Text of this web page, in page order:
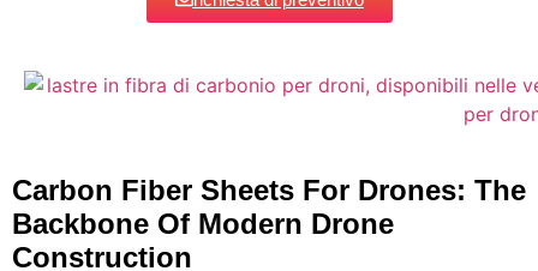
Carbon Fiber Sheets For Drones: The
Backbone Of Modern Drone
Construction